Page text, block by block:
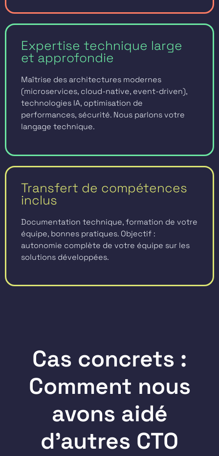
Expertise technique large
et approfondie
Maîtrise des architectures modernes
(microservices, cloud-native, event-driven),
technologies IA, optimisation de
performances, sécurité. Nous parlons votre
langage technique.
Transfert de compétences
inclus
Documentation technique, formation de votre
équipe, bonnes pratiques. Objectif :
autonomie complète de votre équipe sur les
solutions développées.
Cas concrets :
Comment nous
avons aidé
d'autres CTO